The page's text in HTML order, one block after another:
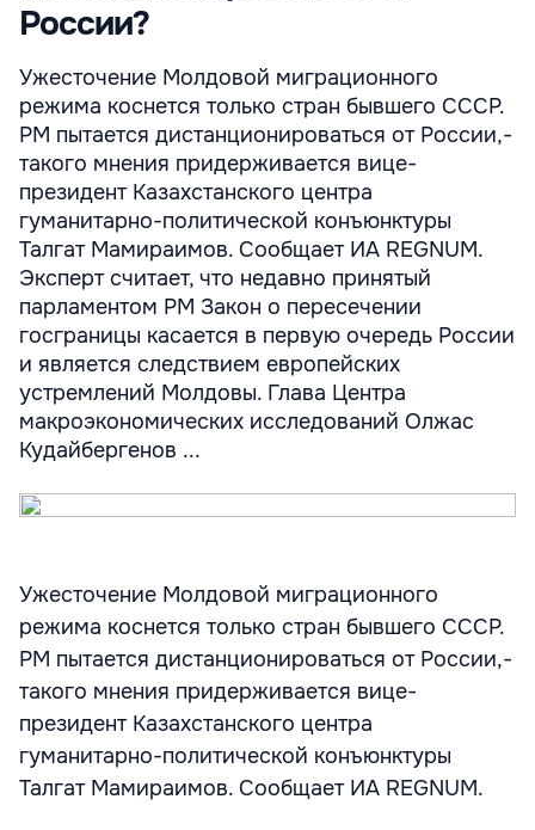
России?
Ужесточение Молдовой миграционного
режима коснется только стран бывшего СССР.
РМ пытается дистанционироваться от России,-
такого мнения придерживается вице-
президент Казахстанского центра
гуманитарно-политической конъюнктуры
Талгат Мамираимов. Сообщает ИА REGNUM.
Эксперт считает, что недавно принятый
парламентом РМ Закон о пересечении
госграницы касается в первую очередь России
и является следствием европейских
устремлений Молдовы. Глава Центра
макроэкономических исследований Олжас
Кудайбергенов ...
Ужесточение Молдовой миграционного
режима коснется только стран бывшего СССР.
РМ пытается дистанционироваться от России,-
такого мнения придерживается вице-
президент Казахстанского центра
гуманитарно-политической конъюнктуры
Талгат Мамираимов. Сообщает ИА REGNUM.